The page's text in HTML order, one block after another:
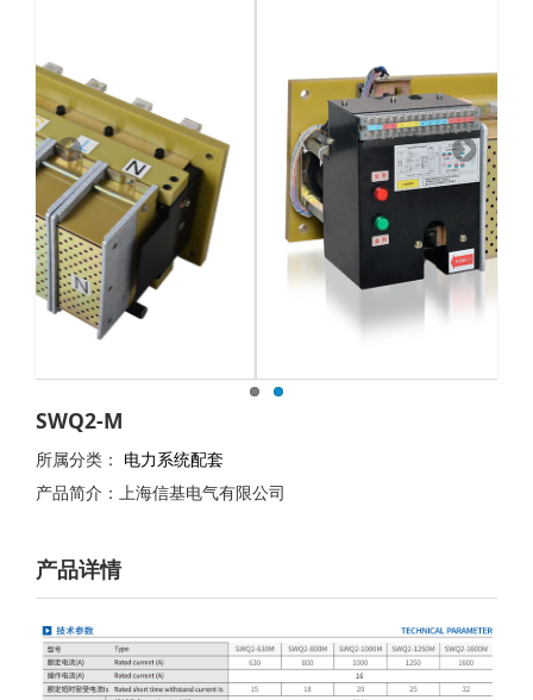
SWQ2-M
所属分类： 电力系统配套
产品简介：上海信基电气有限公司
产品详情